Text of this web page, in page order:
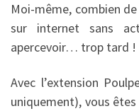
Moi-même, combien
sur internet sans
apercevoir… trop tard !
Avec l’extension
uniquement), vous